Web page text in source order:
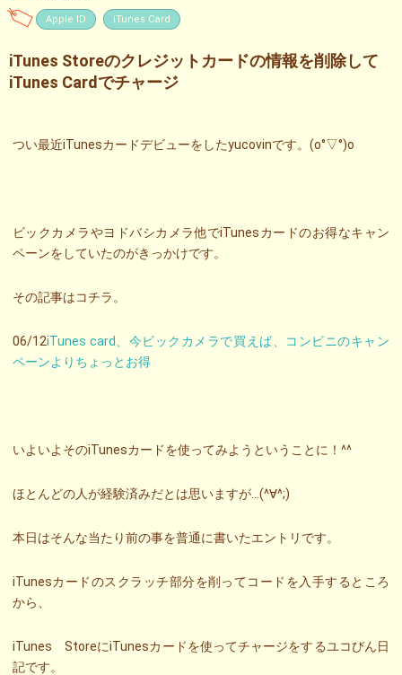
Apple ID iTunes Card
iTunes Storeのクレジットカードの情報を削除して
iTunes Cardでチャージ
つい最近iTunesカードデビューをしたyucovinです。(o°▽°)o
ビックカメラやヨドバシカメラ他でiTunesカードのお得なキャン
ペーンをしていたのがきっかけです。
その記事はコチラ。
06/12iTunes card、今ビックカメラで買えば、コンビニのキャン
ペーンよりちょっとお得
いよいよそのiTunesカードを使ってみようということに！^^
ほとんどの人が経験済みだとは思いますが…(^∀^;)
本日はそんな当たり前の事を普通に書いたエントリです。
iTunesカードのスクラッチ部分を削ってコードを入手するところ
から、
iTunes StoreにiTunesカードを使ってチャージをするユコびん日
記です。